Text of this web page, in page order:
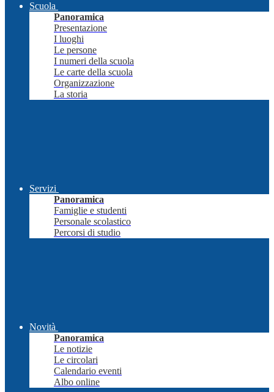
Scuola
Panoramica
Presentazione
I luoghi
Le persone
I numeri della scuola
Le carte della scuola
Organizzazione
La storia
Servizi
Panoramica
Famiglie e studenti
Personale scolastico
Percorsi di studio
Novità
Panoramica
Le notizie
Le circolari
Calendario eventi
Albo online